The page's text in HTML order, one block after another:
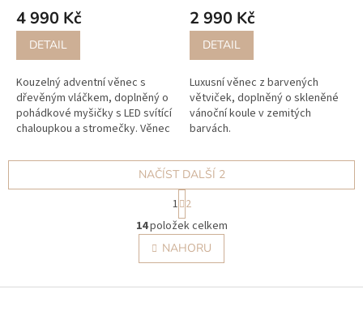
4 990 Kč
DETAIL
Kouzelný adventní věnec s
dřevěným vláčkem, doplněný o
pohádkové myšičky s LED svítící
chaloupkou a stromečky. Věnec
základu s přírodním měchem.
2 990 Kč
DETAIL
Luxusní věnec z barvených
větviček, doplněný o skleněné
vánoční koule v zemitých
barvách.
O
v
l
á
NAČÍST DALŠÍ 2
S
t
r
á
n
k
v
1 2
14položek celkem
NAHORU
Z